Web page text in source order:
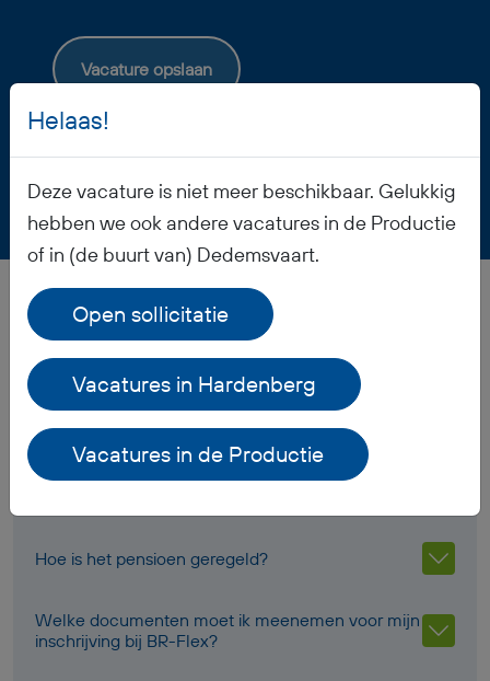
Vacature opslaan
Veelgestelde vragen
Hoe is het pensioen geregeld?
Welke documenten moet ik meenemen voor mijn
inschrijving bij BR-Flex?
Helaas!
Deze vacature is niet meer beschikbaar. Gelukkig
hebben we ook andere vacatures in de Productie
of in (de buurt van) Dedemsvaart.
Open sollicitatie
Vacatures in Hardenberg
Vacatures in de Productie